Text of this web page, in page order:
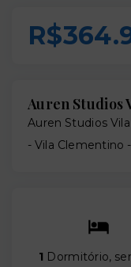
Auren Studios
Auren Studios
- Vila Clementino
1 Dormitório,